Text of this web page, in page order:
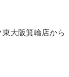
大阪箕輪店から